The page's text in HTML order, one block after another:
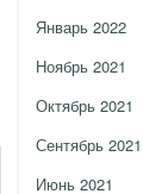
Январь 2022
Ноябрь 2021
Октябрь 2021
Сентябрь 2021
Июнь 2021